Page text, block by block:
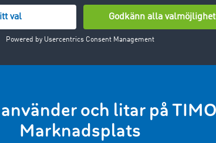
info.se@timocom.com
och litar på
Marknadsplats